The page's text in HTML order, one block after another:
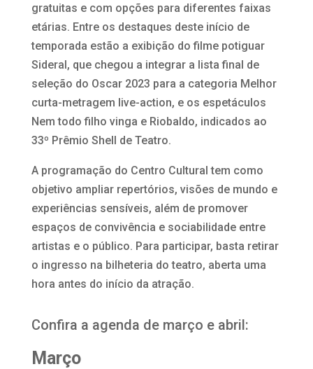
gratuitas e com opções para diferentes faixas
etárias. Entre os destaques deste início de
temporada estão a exibição do filme potiguar
Sideral, que chegou a integrar a lista final de
seleção do Oscar 2023 para a categoria Melhor
curta-metragem live-action, e os espetáculos
Nem todo filho vinga e Riobaldo, indicados ao
33º Prêmio Shell de Teatro.
A programação do Centro Cultural tem como
objetivo ampliar repertórios, visões de mundo e
experiências sensíveis, além de promover
espaços de convivência e sociabilidade entre
artistas e o público. Para participar, basta retirar
o ingresso na bilheteria do teatro, aberta uma
hora antes do início da atração.
Confira a agenda de março e abril:
Março